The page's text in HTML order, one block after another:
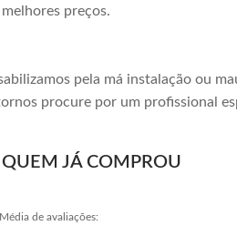
preços.
pela má instalação ou
procure por um profissional
JÁ COMPROU
Média de avaliações:
Dianteiro Golf
2008 2009 2010
Milha Auxiliar
R$ 1.142,00